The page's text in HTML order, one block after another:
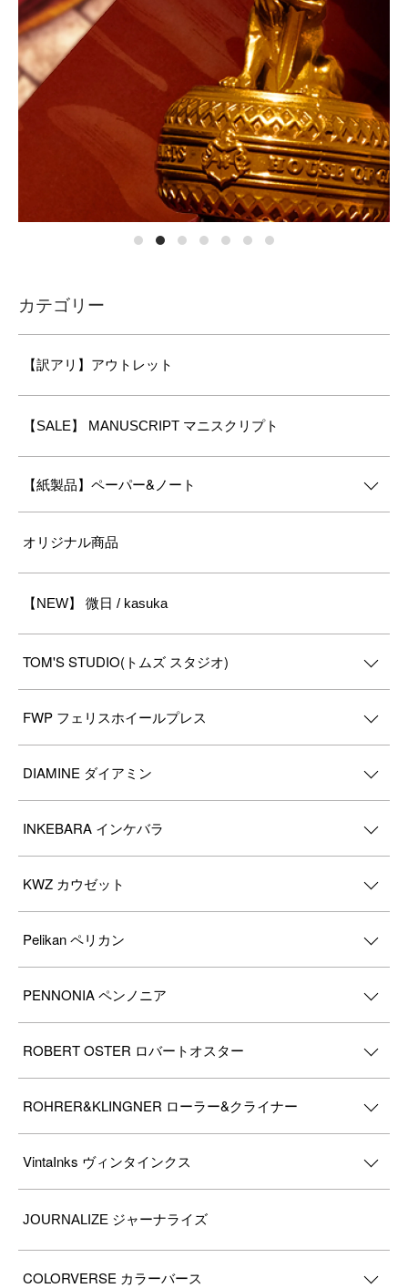
カテゴリー
【訳アリ】アウトレット
【SALE】 MANUSCRIPT マニスクリプト
【紙製品】ペーパー&ノート
オリジナル商品
【NEW】 微日 / kasuka
TOM'S STUDIO(トムズ スタジオ)
FWP フェリスホイールプレス
DIAMINE ダイアミン
INKEBARA インケバラ
KWZ カウゼット
Pelikan ペリカン
PENNONIA ペンノニア
ROBERT OSTER ロバートオスター
ROHRER&KLINGNER ローラー&クライナー
VintaInks ヴィンタインクス
JOURNALIZE ジャーナライズ
COLORVERSE カラーバース